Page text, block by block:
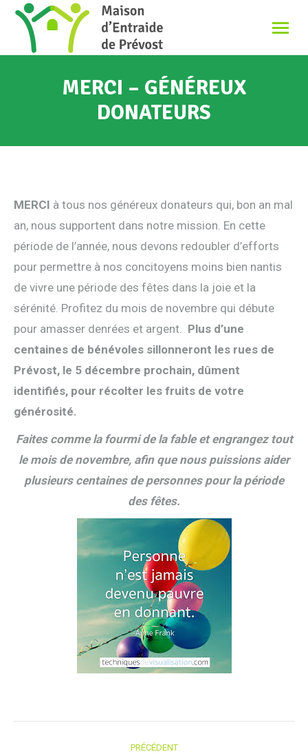
MERCI – GÉNÉREUX
DONATEURS
MERCI à tous nos généreux donateurs qui, bon an mal
an, nous supportent dans notre mission. En cette
période de l’année, nous devons redoubler d’efforts
pour permettre à nos concitoyens moins bien nantis
de vivre une période des fêtes dans la joie et la
sérénité. Profitez du mois de novembre qui débute
pour amasser denrées et argent. Plus d’une
centaines de bénévoles sillonneront les rues de
Prévost, le 5 décembre prochain, dûment
identifiés, pour récolter les fruits de votre
générosité.
Faites comme la fourmi de la fable et engrangez tout
le mois de novembre, afin que nous puissions aider
plusieurs centaines de personnes pour la période
des fêtes.
NavigationPRÉCÉDENT